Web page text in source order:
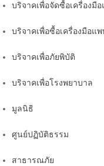
บริจาคเพื่อจัดซื้อเครื่องมื
บริจาคเพื่อซื้อเครื่องมือแพ
บริจาคเพื่อภัยพิบัติ
บริจาคเพื่อโรงพยาบาล
มูลนิธิ
ศูนย์ปฏิบัติธรรม
สาธารณภัย